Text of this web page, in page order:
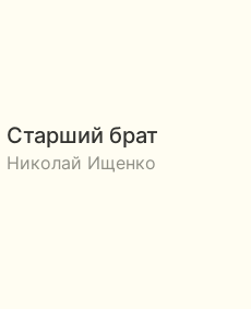
Старший брат
Николай Ищенко